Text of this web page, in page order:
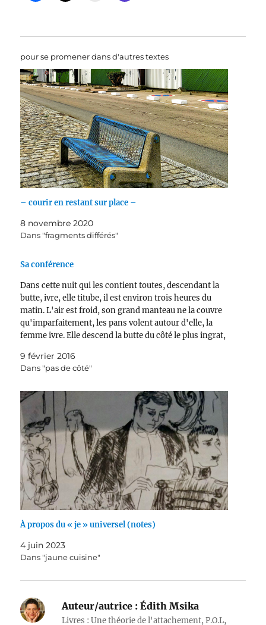
pour se promener dans d'autres textes
– courir en restant sur place –
8 novembre 2020
Dans "fragments différés"
Sa conférence
Dans cette nuit qui les contient toutes, descendant la
butte, ivre, elle titube, il est environ trois heures du
matin. L'air est froid, son grand manteau ne la couvre
qu'imparfaitement, les pans volent autour d'elle, la
femme ivre. Elle descend la butte du côté le plus ingrat,
9 février 2016
Dans "pas de côté"
À propos du « je » universel (notes)
4 juin 2023
Dans "jaune cuisine"
Auteur/autrice : Édith Msika
Livres : Une théorie de l'attachement, P.O.L,